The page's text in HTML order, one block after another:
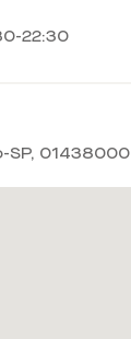
22:30
SP, 01438000